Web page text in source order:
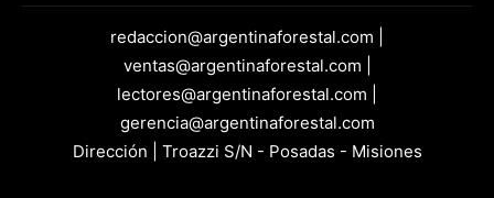
redaccion@argentinaforestal.com |
ventas@argentinaforestal.com |
lectores@argentinaforestal.com |
gerencia@argentinaforestal.com
Dirección | Troazzi S/N - Posadas - Misiones